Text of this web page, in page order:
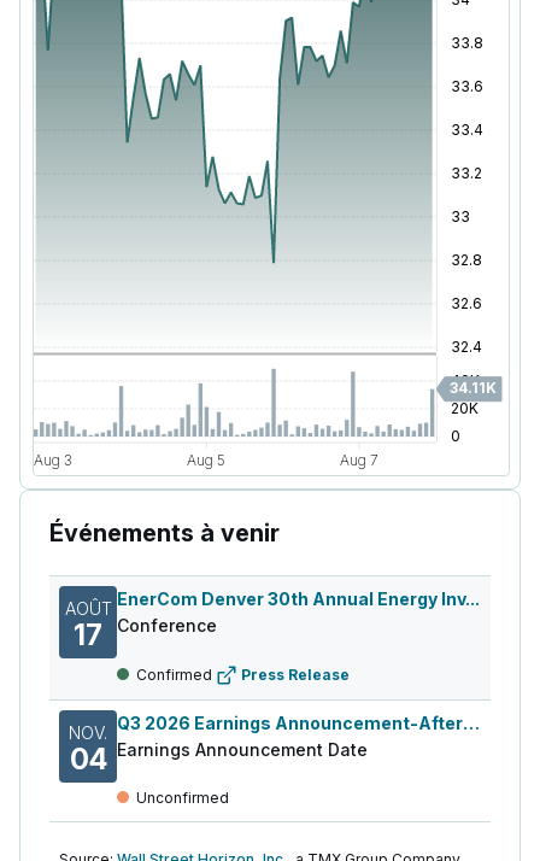
Événements à venir
AOÛT
17
EnerCom Denver 30th Annual Energy Inv...
Conference
Confirmed Press Release
NOV.
04
Q3 2026 Earnings Announcement-After Mkt
Earnings Announcement Date
Unconfirmed